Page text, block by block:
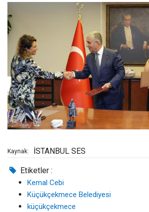
Kaynak: İSTANBUL SES
Etiketler :
Kemal Cebi
Küçükçekmece Belediyesi
küçükçekmece